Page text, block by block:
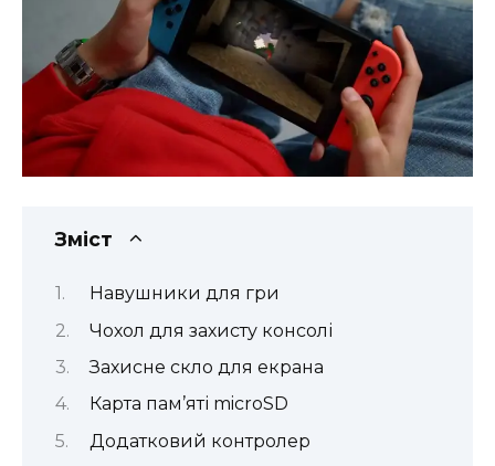
Зміст
Навушники для гри
Чохол для захисту консолі
Захисне скло для екрана
Карта пам’яті microSD
Додатковий контролер